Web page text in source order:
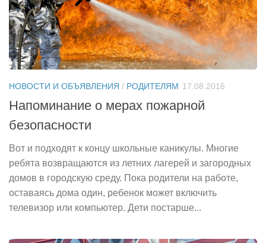
НОВОСТИ И ОБЪЯВЛЕНИЯ / РОДИТЕЛЯМ 17.08.2016
Напоминание о мерах пожарной
безопасности
Вот и подходят к концу школьные каникулы. Многие
ребята возвращаются из летних лагерей и загородных
домов в городскую среду. Пока родители на работе,
оставаясь дома один, ребенок может включить
телевизор или компьютер. Дети постарше...